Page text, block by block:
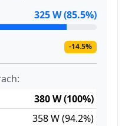
325 W (85.5%)
-14.5%
380 W (100%)
358 W (94.2%)